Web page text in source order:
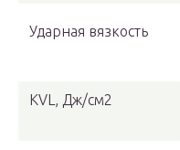
Ударная вязкость
KVL, Дж/см2